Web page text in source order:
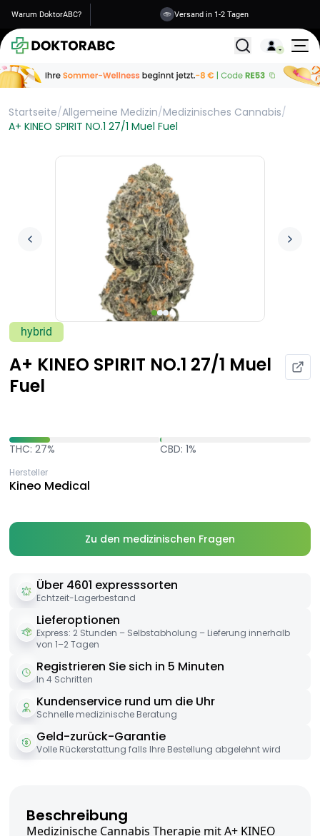
Warum DoktorABC? Versand in 1-2 Tagen
Alle
Startseite/Allgemeine Medizin/Medizinisches Cannabis/
A+ KINEO SPIRIT NO.1 27/1 Muel Fuel
hybrid
A+ KINEO SPIRIT NO.1 27/1 Muel
Fuel
THC: 27% CBD: 1%
Hersteller
Kineo Medical
Zu den medizinischen Fragen
Über 4601 expresssorten
Echtzeit-Lagerbestand
Lieferoptionen
Express: 2 Stunden – Selbstabholung – Lieferung innerhalb
von 1–2 Tagen
Registrieren Sie sich in 5 Minuten
In 4 Schritten
Kundenservice rund um die Uhr
Schnelle medizinische Beratung
Geld-zurück-Garantie
Volle Rückerstattung falls Ihre Bestellung abgelehnt wird
Beschreibung
Medizinische Cannabis Therapie mit A+ KINEO